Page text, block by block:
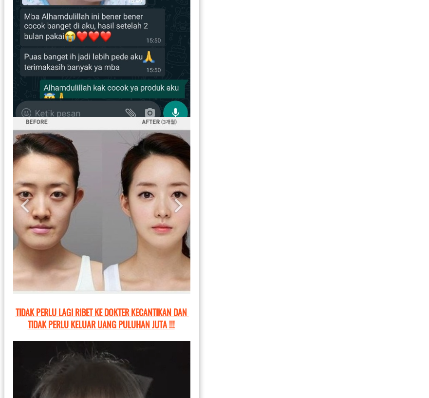
TIDAK PERLU LAGI RIBET KE DOKTER KECANTIKAN DAN
TIDAK PERLU KELUAR UANG PULUHAN JUTA !!!